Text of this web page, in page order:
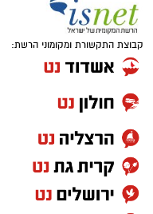
קבוצת התקשורת ומקומוני הרשת: